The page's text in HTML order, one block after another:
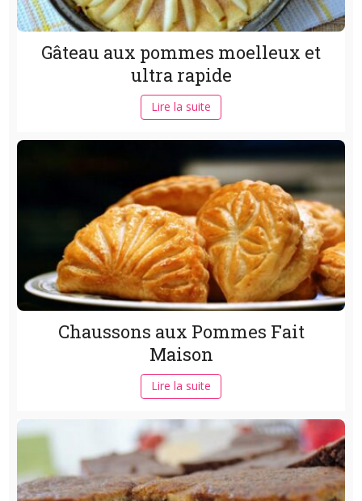
Gâteau aux pommes moelleux et
ultra rapide
Lire la suite
Chaussons aux Pommes Fait
Maison
Lire la suite